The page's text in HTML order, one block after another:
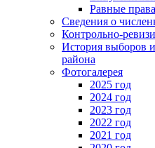
Равные
Сведения о
Контрольно-
История выборов
района
Фотогалерея
2025 год
2024 год
2023 год
2022 год
2021 год